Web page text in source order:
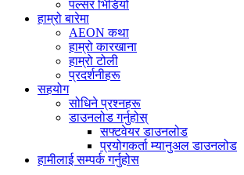
पल्सर भिडियो
हाम्रो बारेमा
AEON कथा
हाम्रो कारखाना
हाम्रो टोली
प्रदर्शनीहरू
सहयोग
सोधिने प्रश्नहरू
डाउनलोड गर्नुहोस्
सफ्टवेयर डाउनलोड
प्रयोगकर्ता म्यानुअल डाउनलोड
हामीलाई सम्पर्क गर्नुहोस